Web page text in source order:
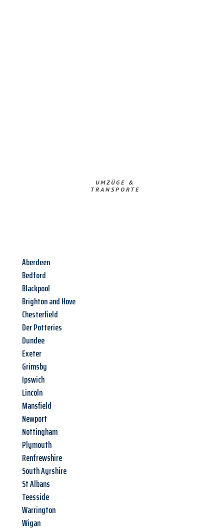
UMZÜGE &
TRANSPORTE
Aberdeen
Bedford
Blackpool
Brighton and Hove
Chesterfield
Der Potteries
Dundee
Exeter
Grimsby
Ipswich
Lincoln
Mansfield
Newport
Nottingham
Plymouth
Renfrewshire
South Ayrshire
St Albans
Teesside
Warrington
Wigan